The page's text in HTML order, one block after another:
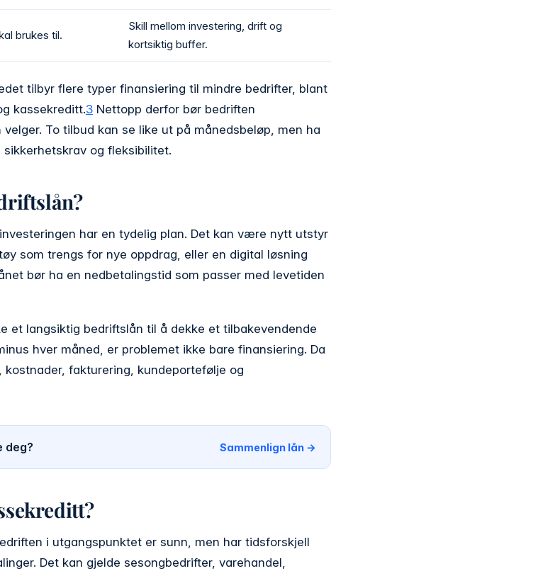
brukes til.
Skill mellom investering, drift og
kortsiktig buffer.
tilbyr flere typer finansiering til mindre bedrifter, blant
kassekreditt.3 Nettopp derfor bør bedriften
To tilbud kan se like ut på månedsbeløp, men ha
og fleksibilitet.
har en tydelig plan. Det kan være nytt utstyr
som trengs for nye oppdrag, eller en digital løsning
bør ha en nedbetalingstid som passer med levetiden
et langsiktig bedriftslån til å dekke et tilbakevendende
hver måned, er problemet ikke bare finansiering. Da
kostnader, fakturering, kundeportefølje og
deg? Sammenlign lån →
i utgangspunktet er sunn, men har tidsforskjell
Det kan gjelde sesongbedrifter, varehandel,